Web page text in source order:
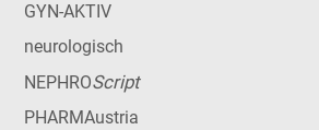
GYN-AKTIV
neurologisch
NEPHROScript
PHARMAustria